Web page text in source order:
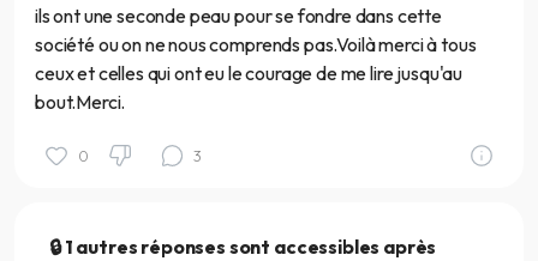
ils ont une seconde peau pour se fondre dans cette
société ou on ne nous comprends pas.Voilà merci à tous
ceux et celles qui ont eu le courage de me lire jusqu'au
bout.Merci.
0 3
🔒 1 autres réponses sont accessibles après